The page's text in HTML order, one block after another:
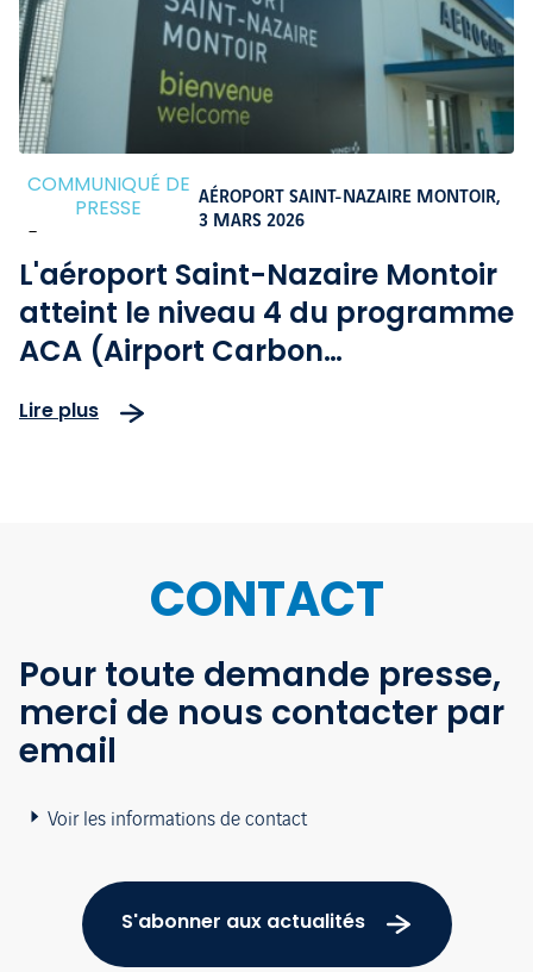
COMMUNIQUÉ DE
PRESSE
-
AÉROPORT SAINT-NAZAIRE MONTOIR,
3 MARS 2026
L'aéroport Saint-Nazaire Montoir
atteint le niveau 4 du programme
ACA (Airport Carbon
décarbonation de ses activités
Lire plus
CONTACT
Pour toute demande presse,
merci de nous contacter par
email
Voir les informations de contact
S'abonner aux actualités